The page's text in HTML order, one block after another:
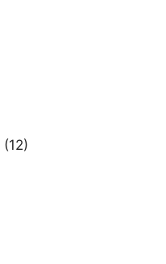
(12)